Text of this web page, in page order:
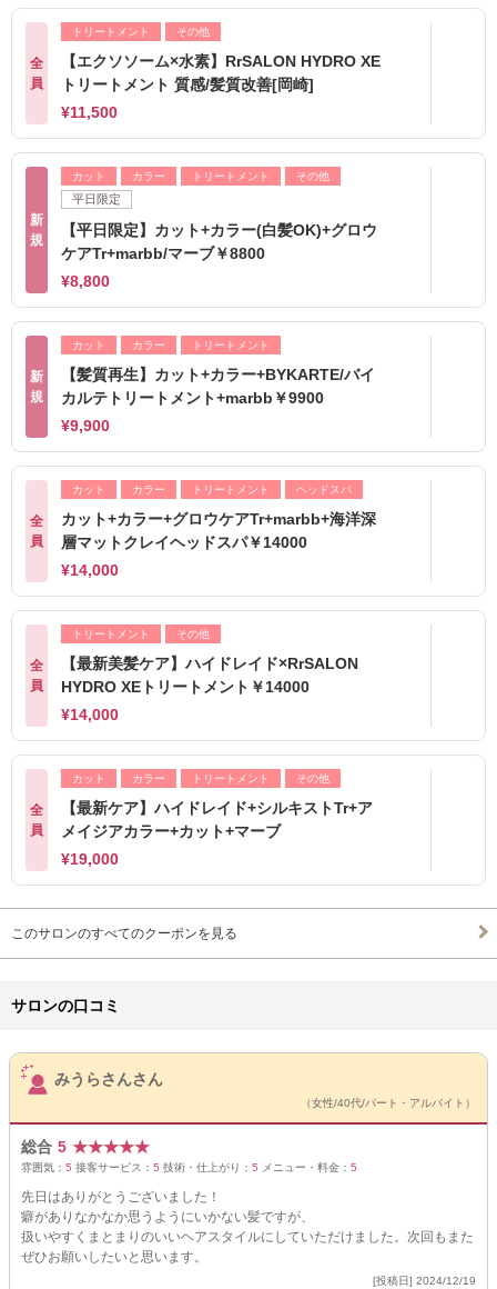
全
員
トリートメント その他
【エクソソーム×水素】RrSALON HYDRO XE
トリートメント 質感/髪質改善[岡崎]
¥11,500
新
規
カット カラー トリートメント その他
平日限定
【平日限定】カット+カラー(白髪OK)+グロウ
ケアTr+marbb/マーブ￥8800
¥8,800
新
規
カット カラー トリートメント
【髪質再生】カット+カラー+BYKARTE/バイ
カルテトリートメント+marbb￥9900
¥9,900
全
員
カット カラー トリートメント ヘッドスパ
カット+カラー+グロウケアTr+marbb+海洋深
層マットクレイヘッドスパ￥14000
¥14,000
全
員
トリートメント その他
【最新美髪ケア】ハイドレイド×RrSALON
HYDRO XEトリートメント￥14000
¥14,000
全
員
カット カラー トリートメント その他
【最新ケア】ハイドレイド+シルキストTr+ア
メイジアカラー+カット+マーブ
¥19,000
このサロンのすべてのクーポンを見る
サロンの口コミ
サロンPick Up
みうらさんさん
（女性/40代/パート・アルバイト）
総合 5 ★★★★★
雰囲気： 5 接客サービス： 5 技術・仕上がり： 5 メニュー・料金： 5
先日はありがとうございました！
癖がありなかなか思うようにいかない髪ですが、
扱いやすくまとまりのいいヘアスタイルにしていただけました。次回もまた
ぜひお願いしたいと思います。
[投稿日] 2024/12/19